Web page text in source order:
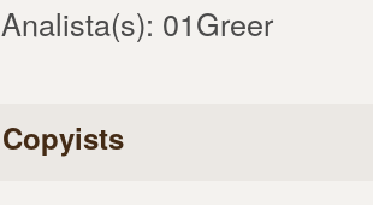
Analista(s): 01Greer
Copyists